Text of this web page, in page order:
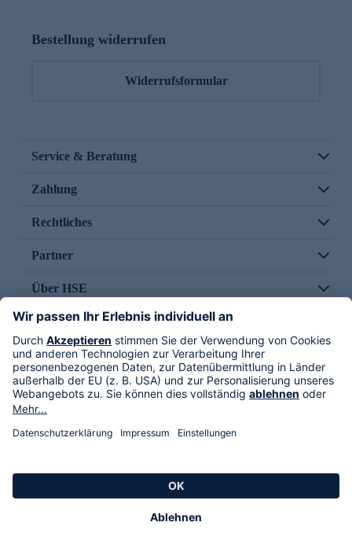
Bestellung widerrufen
Widerrufsformular
Service & Beratung
Zahlung
Rechtliches
Partner
Über HSE
Im TV
HSE International